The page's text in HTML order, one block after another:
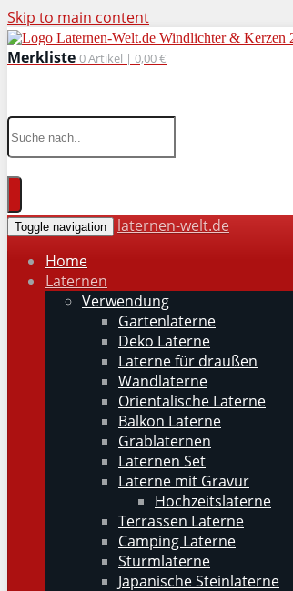
Skip to main content
Merkliste 0Artikel | 0,00 €
Toggle navigation
laternen-welt.de
Home
Laternen
Verwendung
Gartenlaterne
Deko Laterne
Laterne für draußen
Wandlaterne
Orientalische Laterne
Balkon Laterne
Grablaternen
Laternen Set
Laterne mit Gravur
Hochzeitslaterne
Terrassen Laterne
Camping Laterne
Sturmlaterne
Japanische Steinlaterne